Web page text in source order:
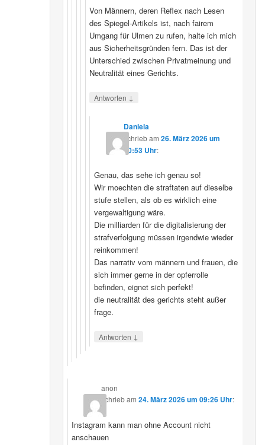
Von Männern, deren Reflex nach Lesen
des Spiegel-Artikels ist, nach fairem
Umgang für Ulmen zu rufen, halte ich mich
aus Sicherheitsgründen fern. Das ist der
Unterschied zwischen Privatmeinung und
Neutralität eines Gerichts.
Antworten ↓
Daniela
schriebam 26. März 2026 um
10:53 Uhr:
Genau, das sehe ich genau so!
Wir moechten die straftaten auf dieselbe
stufe stellen, als ob es wirklich eine
vergewaltigung wäre.
Die milliarden für die digitalisierung der
strafverfolgung müssen irgendwie wieder
reinkommen!
Das narrativ vom männern und frauen, die
sich immer gerne in der opferrolle
befinden, eignet sich perfekt!
die neutralität des gerichts steht außer
frage.
Antworten ↓
anon
schriebam24. März 2026 um 09:26 Uhr:
Instagram kann man ohne Account nicht
anschauen